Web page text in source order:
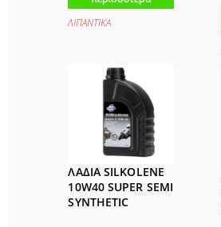
ΛΙΠΑΝΤΙΚΑ
ΛAΔΙΑ SILKOLENE
10W40 SUPER SEMI
SYNTHETIC